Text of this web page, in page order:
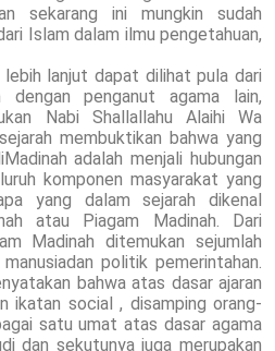
sekarang ini mungkin sudah
Islam dalam ilmu pengetahuan,
lebih lanjut dapat dilihat pula dari
dengan penganut agama lain,
Nabi Shallallahu Alaihi Wa
membuktikan bahwa yang
adalah menjali hubungan
komponen masyarakat yang
yang dalam sejarah dikenal
atau Piagam Madinah. Dari
Madinah ditemukan sejumlah
politik pemerintahan.
bahwa atas dasar ajaran
ikatan social , disamping orang-
satu umat atas dasar agama
dan sekutunya juga merupakan